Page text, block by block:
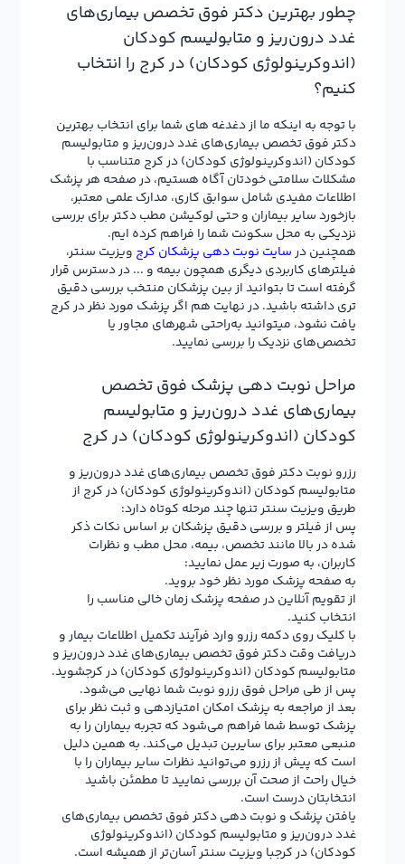
چطور بهترین دکتر فوق تخصص بیماری‌های
غدد درون‌ریز و متابولیسم کودکان
(اندوکرینولوژی کودکان) در کرج را انتخاب
کنیم؟
با توجه به اینکه ما از دغدغه های شما برای انتخاب بهترین
دکتر فوق تخصص بیماری‌های غدد درون‌ریز و متابولیسم
کودکان (اندوکرینولوژی کودکان) در کرج متناسب با
مشکلات سلامتی خودتان آگاه هستیم، در صفحه هر پزشک
اطلاعات مفیدی شامل سوابق کاری، مدارک علمی معتبر،
بازخورد سایر بیماران و حتی لوکیشن مطب دکتر برای بررسی
نزدیکی به محل سکونت شما را فراهم کرده ایم.
همچنین درسایت نوبت دهی پزشکان کرج ویزیت سنتر،
فیلترهای کاربردی دیگری همچون بیمه و ... در دسترس قرار
گرفته است تا بتوانید از بین پزشکان منتخب بررسی دقیق
تری داشته باشید. در نهایت هم اگر پزشک مورد نظر در کرج
یافت نشود، میتوانید به‌راحتی شهرهای مجاور یا
تخصص‌های نزدیک را بررسی نمایید.
مراحل نوبت دهی پزشک فوق تخصص
بیماری‌های غدد درون‌ریز و متابولیسم
کودکان (اندوکرینولوژی کودکان) در کرج
رزرو نوبت دکتر فوق تخصص بیماری‌های غدد درون‌ریز و
متابولیسم کودکان (اندوکرینولوژی کودکان) در کرج از
طریق ویزیت سنتر تنها چند مرحله کوتاه دارد:
پس از فیلتر و بررسی دقیق پزشکان بر اساس نکات ذکر
شده در بالا مانند تخصص، بیمه، محل مطب و نظرات
کاربران، به صورت زیر عمل نمایید:
به صفحه پزشک مورد نظر خود بروید.
از تقویم آنلاین در صفحه پزشک زمان خالی مناسب را
انتخاب کنید.
با کلیک روی دکمه رزرو وارد فرآیند تکمیل اطلاعات بیمار و
دریافت وقت دکتر فوق تخصص بیماری‌های غدد درون‌ریز و
متابولیسم کودکان (اندوکرینولوژی کودکان) در کرجشوید.
پس از طی مراحل فوق رزرو نوبت شما نهایی می‌شود.
بعد از مراجعه به پزشک امکان امتیازدهی و ثبت نظر برای
پزشک توسط شما فراهم می‌شود که تجربه بیماران را به
منبعی معتبر برای سایرین تبدیل می‌کند. به همین دلیل
است که پیش از رزرو می‌توانید نظرات سایر بیماران را با
خیال راحت از صحت آن بررسی نمایید تا مطمئن باشید
انتخابتان درست است.
یافتن پزشک و نوبت دهی دکتر فوق تخصص بیماری‌های
غدد درون‌ریز و متابولیسم کودکان (اندوکرینولوژی
کودکان) در کرجبا ویزیت سنتر آسان‌تر از همیشه است.